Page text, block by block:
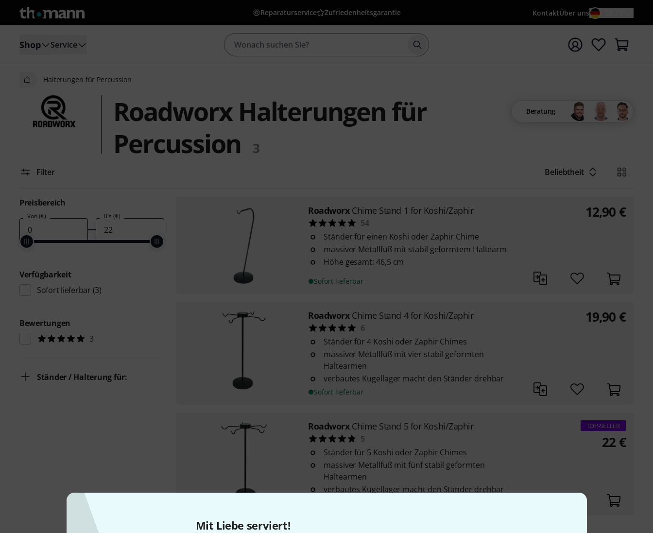
Mit Liebe serviert!
Reparaturservice Zufriedenheitsgarantie KontaktÜber uns
Shop Service Suche mit Suchwort {searchTerm} starten
Halterungen für Percussion
Roadworx Halterungen für
Percussion
3
Beratung
Filter Beliebtheit
Preisbereich
Von (€) Bis (€)
Verfügbarkeit
Sofort lieferbar (3)
Bewertungen
3
Ständer / Halterung für:
Roadworx Chime Stand 1 for Koshi/Zaphir
54
Ständer für einen Koshi oder Zaphir Chime
massiver Metallfuß mit stabil geformtem Haltearm
Höhe gesamt: 46,5 cm
Sofort lieferbar
12,90 €
Roadworx Chime Stand 4 for Koshi/Zaphir
6
Ständer für 4 Koshi oder Zaphir Chimes
massiver Metallfuß mit vier stabil geformten
Haltearmen
verbautes Kugellager macht den Ständer drehbar
Sofort lieferbar
19,90 €
Roadworx Chime Stand 5 for Koshi/Zaphir
5
Ständer für 5 Koshi oder Zaphir Chimes
massiver Metallfuß mit fünf stabil geformten
Haltearmen
verbautes Kugellager macht den Ständer drehbar
TOP-SELLER
22 €